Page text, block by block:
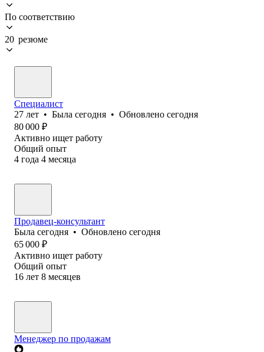
По соответствию
20 резюме
Специалист
27 лет • Была сегодня • Обновлено сегодня
80 000 ₽
Активно ищет работу
Общий опыт
4 года 4 месяца
Продавец-консультант
Была сегодня • Обновлено сегодня
65 000 ₽
Активно ищет работу
Общий опыт
16 лет 8 месяцев
Менеджер по продажам